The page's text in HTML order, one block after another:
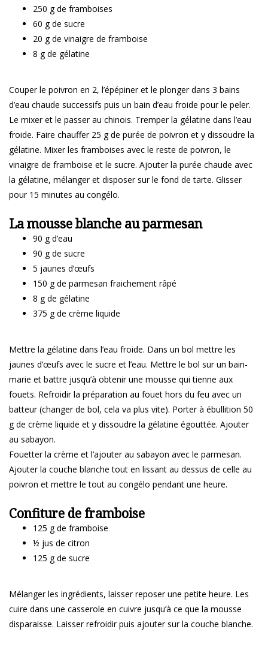
250 g de framboises
60 g de sucre
20 g de vinaigre de framboise
8 g de gélatine
Couper le poivron en 2, l’épépiner et le plonger dans 3 bains
d’eau chaude successifs puis un bain d’eau froide pour le peler.
Le mixer et le passer au chinois. Tremper la gélatine dans l’eau
froide. Faire chauffer 25 g de purée de poivron et y dissoudre la
gélatine. Mixer les framboises avec le reste de poivron, le
vinaigre de framboise et le sucre. Ajouter la purée chaude avec
la gélatine, mélanger et disposer sur le fond de tarte. Glisser
pour 15 minutes au congélo.
La mousse blanche au parmesan
90 g d’eau
90 g de sucre
5 jaunes d’œufs
150 g de parmesan fraichement râpé
8 g de gélatine
375 g de crème liquide
Mettre la gélatine dans l’eau froide. Dans un bol mettre les
jaunes d’œufs avec le sucre et l’eau. Mettre le bol sur un bain-
marie et battre jusqu’à obtenir une mousse qui tienne aux
fouets. Refroidir la préparation au fouet hors du feu avec un
batteur (changer de bol, cela va plus vite). Porter à ébullition 50
g de crème liquide et y dissoudre la gélatine égouttée. Ajouter
au sabayon.
Fouetter la crème et l’ajouter au sabayon avec le parmesan.
Ajouter la couche blanche tout en lissant au dessus de celle au
poivron et mettre le tout au congélo pendant une heure.
Confiture de framboise
125 g de framboise
½ jus de citron
125 g de sucre
Mélanger les ingrédients, laisser reposer une petite heure. Les
cuire dans une casserole en cuivre jusqu’à ce que la mousse
disparaisse. Laisser refroidir puis ajouter sur la couche blanche.